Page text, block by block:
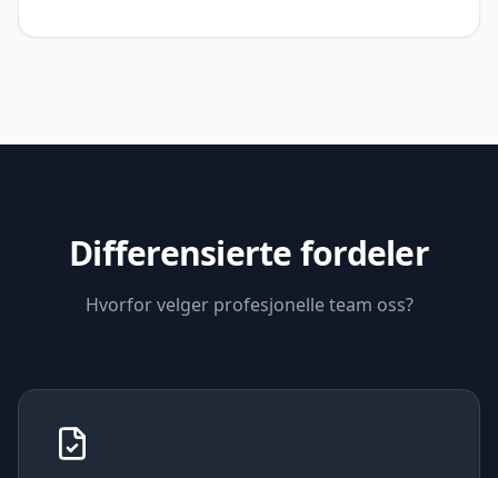
Differensierte fordeler
Hvorfor velger profesjonelle team oss?